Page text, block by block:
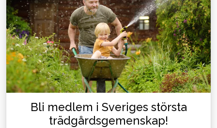
Bli medlem i Sveriges största
trädgårdsgemenskap!